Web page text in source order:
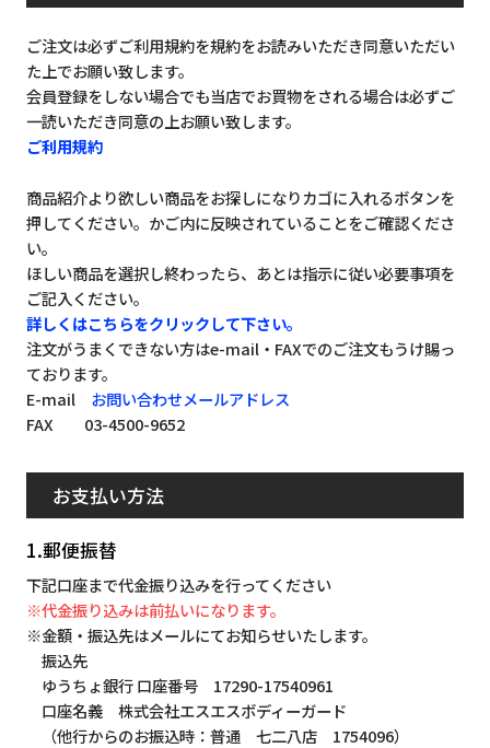
ご注文は必ずご利用規約を規約をお読みいただき同意いただい
た上でお願い致します。
会員登録をしない場合でも当店でお買物をされる場合は必ずご
一読いただき同意の上お願い致します。
ご利用規約
商品紹介より欲しい商品をお探しになりカゴに入れるボタンを
押してください。かご内に反映されていることをご確認くださ
い。
ほしい商品を選択し終わったら、あとは指示に従い必要事項を
ご記入ください。
詳しくはこちらをクリックして下さい。
注文がうまくできない方はe-mail・FAXでのご注文もうけ賜っ
ております。
E-mail お問い合わせメールアドレス
FAX 03-4500-9652
お支払い方法
1.郵便振替
下記口座まで代金振り込みを行ってください
※代金振り込みは前払いになります。
※金額・振込先はメールにてお知らせいたします。
振込先
ゆうちょ銀行 口座番号 17290-17540961
口座名義 株式会社エスエスボディーガード
（他行からのお振込時：普通 七二八店 1754096）